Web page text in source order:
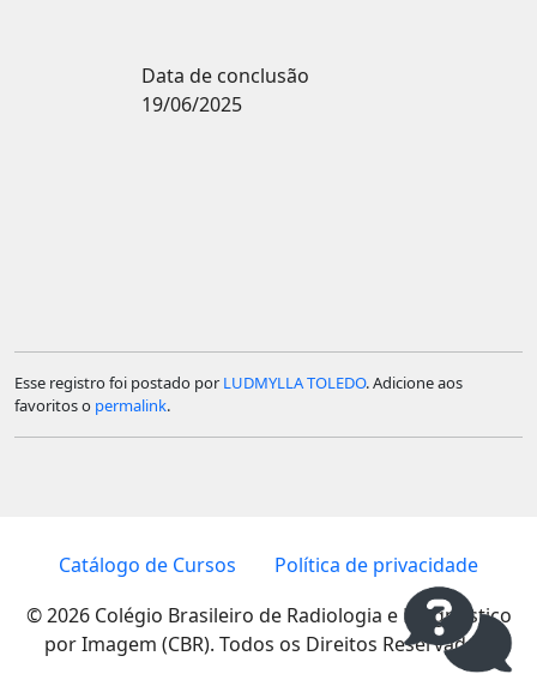
Data de conclusão
19/06/2025
Esse registro foi postado por LUDMYLLA TOLEDO. Adicione aos
favoritos o permalink.
Catálogo de Cursos
Política de privacidade
© 2026 Colégio Brasileiro de Radiologia e Diagnóstico
por Imagem (CBR). Todos os Direitos Reservados.